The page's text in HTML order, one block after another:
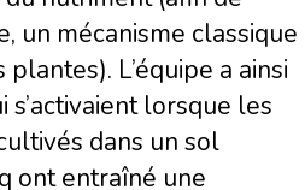
un mécanisme classique
L’équipe a ainsi
lorsque les
dans un sol
ont entraîné une